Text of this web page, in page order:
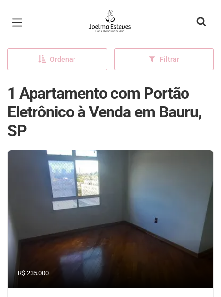
Página inicial
Ordenar Filtrar
1 Apartamento com Portão
Eletrônico à Venda em Bauru,
SP
R$ 235.000